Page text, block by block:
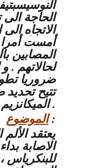
الحاجة
الاتجاه
أمست
المصابين
لحالاتهم .
ضروريا
تتيح تحديد
الميكانزيم .
الموضوع:
يعتقد الألم
الاصابة
للبنكرياس